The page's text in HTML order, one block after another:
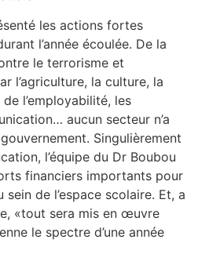
les actions fortes
l’année écoulée. De la
le terrorisme et
l’agriculture, la culture, la
l’employabilité, les
aucun secteur n’a
Singulièrement
l’équipe du Dr Boubou
financiers importants pour
sein de l’espace scolaire. Et, a
«tout sera mis en œuvre
le spectre d’une année